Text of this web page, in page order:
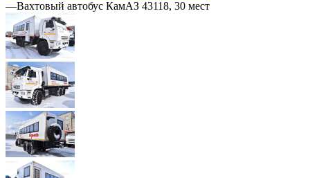
—Вахтовый автобус КамАЗ 43118, 30 мест